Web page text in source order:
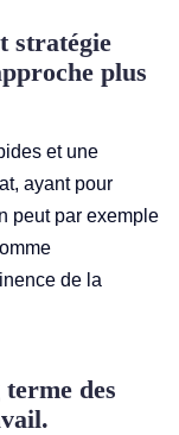
stratégie
plus
et une
ayant pour
peut par exemple
de la
des